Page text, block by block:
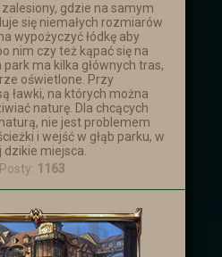
gdzie na samym
się niemałych rozmiarów
wypożyczyć łódkę aby
nim czy też kąpać się na
park ma kilka głównych tras,
oświetlone. Przy
ławki, na których można
naturę. Dla chcących
nie jest problemem
i wejść w głąb parku, w
miejsca.
1163